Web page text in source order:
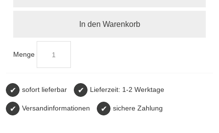
In den Warenkorb
Menge
✔ sofort lieferbar ✔ Lieferzeit: 1-2 Werktage
✔ Versandinformationen ✔ sichere Zahlung